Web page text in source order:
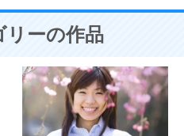
リーの作品